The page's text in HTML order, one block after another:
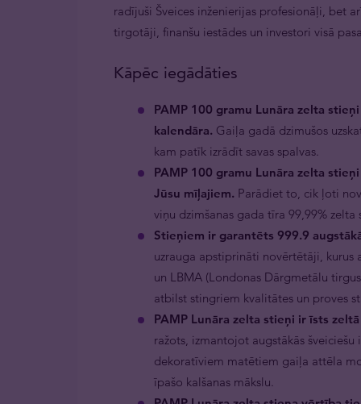
radījuši Šveices inženierijas profesionāļi, bet
tirgotāji, finanšu iestādes un investori visā
Kāpēc iegādāties
PAMP 100 gramu Lunāra zelta
kalendāra. Gaiļa gadā dzimušos
kam patīk izrādīt savas spalvas.
PAMP 100 gramu Lunāra zelta
Jūsu mīļajiem. Parādiet to, cik ļoti
viņu dzimšanas gada tīra 99,99%
Stieņiem ir garantēts 999.9
uzrauga apstiprināti novērtētāji, kurus
un LBMA (Londonas Dārgmetālu
atbilst stingriem kvalitātes un proves
PAMP Lunāra zelta stieņi ir īsts
ražots, izmantojot augstākās
dekoratīviem matētiem gaiļa attēla
īpašo kalšanas mākslu.